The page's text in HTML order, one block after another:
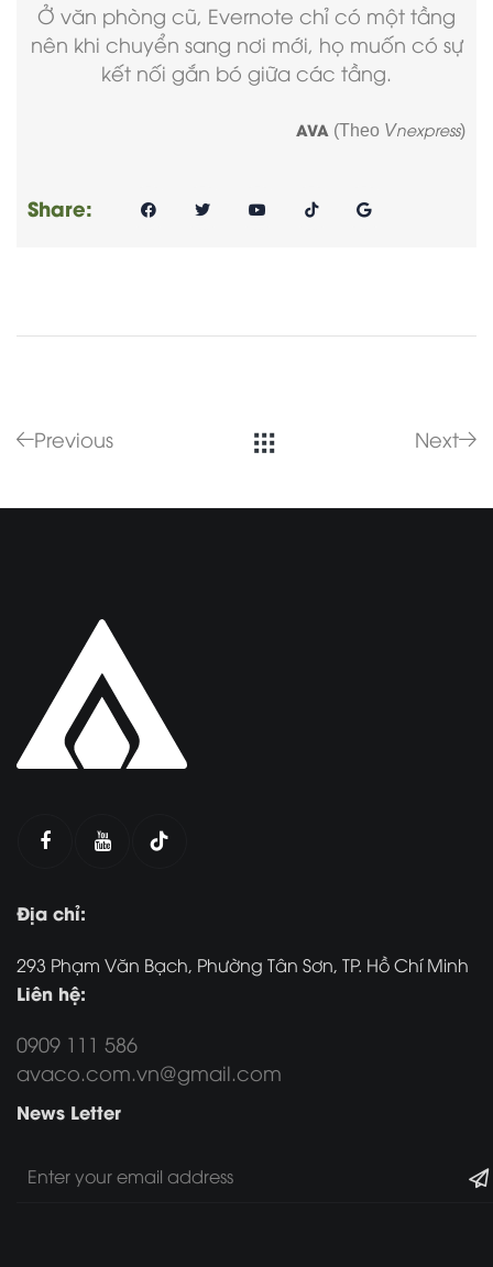
Ở văn phòng cũ, Evernote chỉ có một tầng
nên khi chuyển sang nơi mới, họ muốn có sự
kết nối gắn bó giữa các tầng.
AVA (Theo Vnexpress)
Share:
Previous Next
Địa chỉ:
293 Phạm Văn Bạch, Phường Tân Sơn, TP. Hồ Chí Minh
Liên hệ:
0909 111 586
avaco.com.vn@gmail.com
News Letter